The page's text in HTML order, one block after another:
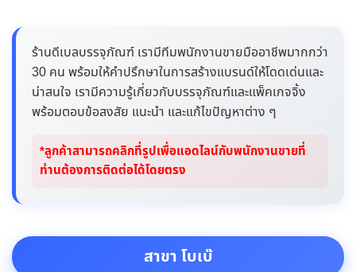
ร้านดีเบลบรรจุภัณฑ์ เรามีทีมพนักงานขายมืออาชีพมากกว่า
30 คน พร้อมให้คำปรึกษาในการสร้างแบรนด์ให้โดดเด่นและ
น่าสนใจ เรามีความรู้เกี่ยวกับบรรจุภัณฑ์และแพ็คเกจจิ้ง
พร้อมตอบข้อสงสัย แนะนำ และแก้ไขปัญหาต่าง ๆ
*ลูกค้าสามารถคลิกที่รูปเพื่อแอดไลน์กับพนักงานขายที่
ท่านต้องการติดต่อได้โดยตรง
สาขา โบเบ๊